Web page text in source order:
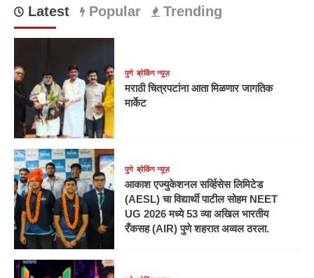
Latest Popular Trending
पुणे ब्रेकिंग न्यूज़
मराठी चित्रपटांना आता मिळणार जागतिक
मार्केट
पुणे ब्रेकिंग न्यूज़
आकाश एज्युकेशनल सर्व्हिसेस लिमिटेड
(AESL) चा विद्यार्थी पाटील सोहम NEET
UG 2026 मध्ये 53 व्या अखिल भारतीय
रँकसह (AIR) पुणे शहरात अव्वल ठरला.